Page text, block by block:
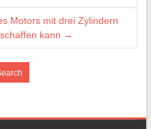
Motors mit drei Zylindern
kann →